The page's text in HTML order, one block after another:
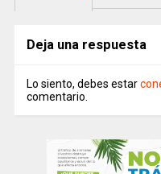
Deja una respuesta
Lo siento, debes estar
comentario.